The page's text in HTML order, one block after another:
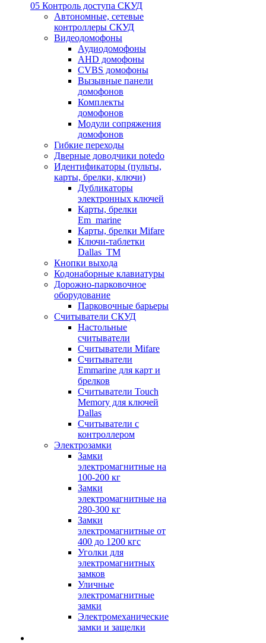
05 Контроль доступа СКУД
Автономные, сетевые
контроллеры СКУД
Видеодомофоны
Аудиодомофоны
AHD домофоны
CVBS домофоны
Вызывные панели
домофонов
Комплекты
домофонов
Модули сопряжения
домофонов
Гибкие переходы
Дверные доводчики notedo
Идентификаторы (пульты,
карты, брелки, ключи)
Дубликаторы
электронных ключей
Карты, брелки
Em_marine
Карты, брелки Mifare
Ключи-таблетки
Dallas_TM
Кнопки выхода
Кодонаборные клавиатуры
Дорожно-парковочное
оборудование
Парковочные барьеры
Считыватели СКУД
Настольные
считыватели
Считыватели Mifare
Считыватели
Emmarine для карт и
брелков
Считыватели Touch
Memory для ключей
Dallas
Считыватели с
контроллером
Электрозамки
Замки
электромагнитные на
100-200 кг
Замки
электромагнитные на
280-300 кг
Замки
электромагнитные от
400 до 1200 кгс
Уголки для
электромагнитных
замков
Уличные
электромагнитные
замки
Электромеханические
замки и защелки